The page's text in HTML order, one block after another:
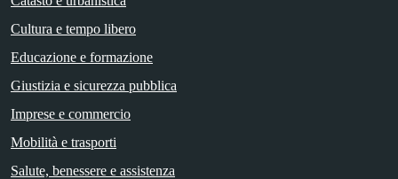
Cultura e tempo libero
Educazione e formazione
Giustizia e sicurezza pubblica
Imprese e commercio
Mobilità e trasporti
Salute, benessere e assistenza